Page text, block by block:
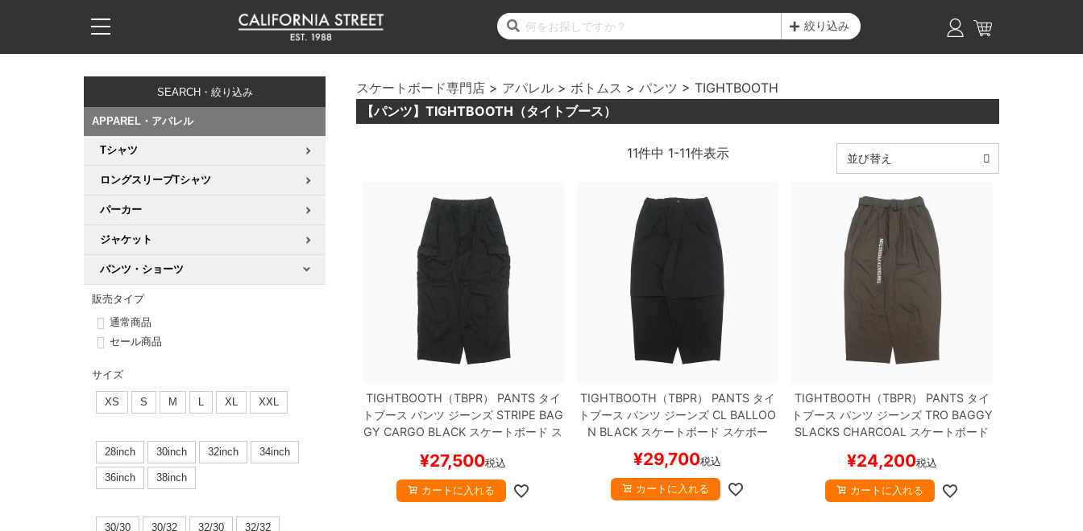
絞り込み
SEARCH・絞り込み
APPAREL・アパレル
Tシャツ
ロングスリーブTシャツ
パーカー
ジャケット
パンツ・ショーツ
販売タイプ
通常商品
セール商品
サイズ
XS S M L XL XXL
28inch 30inch 32inch 34inch
36inch 38inch
30/30 30/32 32/30 32/32
スケートボード専門店 アパレル ボトムス パンツ
TIGHTBOOTH
【パンツ】TIGHTBOOTH（タイトブース）
並び替え
11件中 1-11件表示
TIGHTBOOTH（TBPR） PANTSタイ
トブース パンツ ジーンズ STRIPE BAG
GY CARGO BLACK スケートボード ス
¥27,500税込
カートに入れる
TIGHTBOOTH（TBPR） PANTSタイ
トブース パンツ ジーンズ CL BALLOO
N BLACKスケートボード スケボー
¥29,700税込
カートに入れる
TIGHTBOOTH（TBPR） PANTSタイ
トブース パンツ ジーンズTRO BAGGY
SLACKS CHARCOAL
スケートボード
¥24,200税込
カートに入れる
11,000円以上で送料無料！
コンプリートセット（完成品）
11,000円以上で送料無料！
デッキ新着一覧
サイズからデッキを選ぶ
11,000円以上で送料無料！
トラック新着一覧
適合デッキサイズから選ぶ
ウィール
11,000円以上で送料無料！
ウィール新着一覧
ウィールをサイズから選ぶ
スピットファイヤー F4（フォーミュラフォー）
ボーンズ XF（エックスフォーミュラ）
パウエルペラルタ DF（ドラゴンフォーミュラ）
ソフトウィール（クルーザー）
ベアリング
パーツ・その他
足回りセット（トラック・ウィールセット）
11,000円以上で送料無料！
シューズ新着一覧
シューズをサイズから選ぶ
11,000円以上で送料無料！
ジャケット
パーカー
トレーナー・セーター
長袖ボタンシャツ
7分袖シャツ・ラグラン
11,000円以上で送料無料！
最新ブログ一覧
11,000円以上で送料無料！
スタッフおすすめアイテム
スケートパーク情報
11,000円以上で送料無料！
カリフォルニアストリートの歴史
特定商取引法に基づく表記